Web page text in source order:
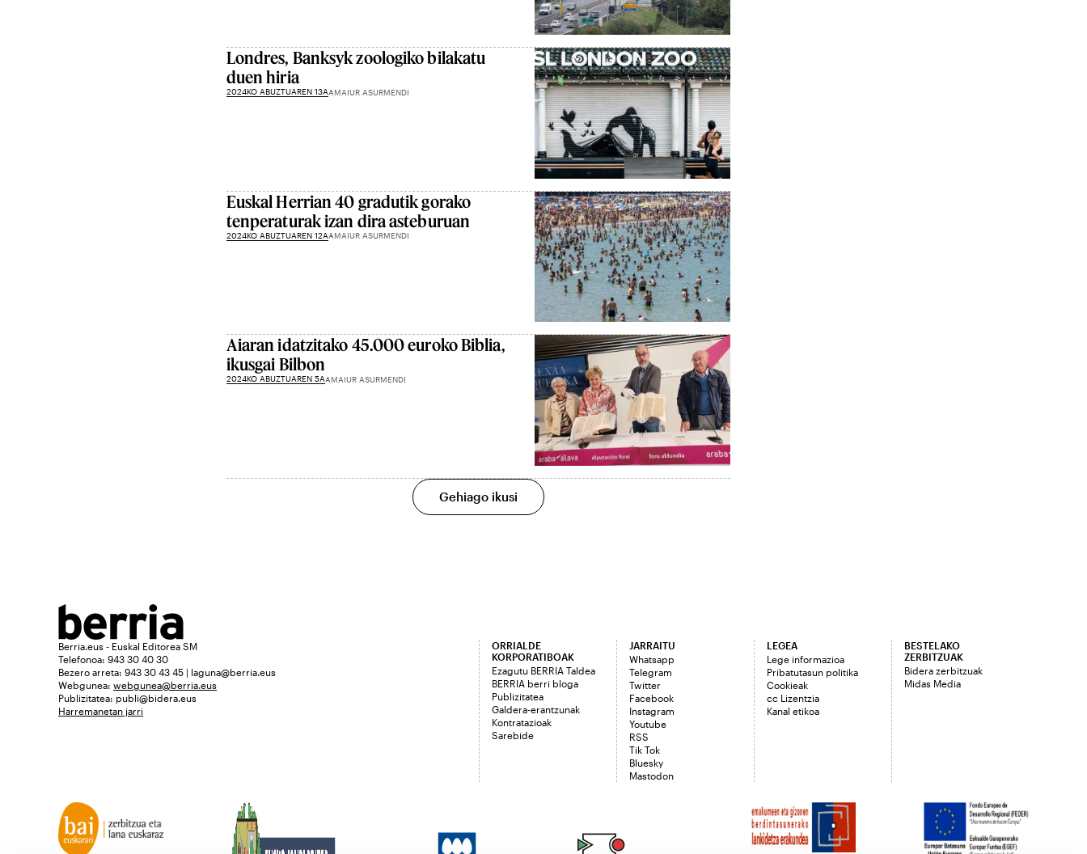
Londres, Banksyk zoologiko bilakatu
duen hiria
2024KO ABUZTUAREN 13AAMAIUR ASURMENDI
Euskal Herrian 40 gradutik gorako
tenperaturak izan dira asteburuan
2024KO ABUZTUAREN 12AAMAIUR ASURMENDI
Aiaran idatzitako 45.000 euroko Biblia,
ikusgai Bilbon
2024KO ABUZTUAREN 5AAMAIUR ASURMENDI
Gehiago ikusi
Berria.eus - Euskal Editorea SM
Telefonoa: 943 30 40 30
Bezero arreta: 943 30 43 45 | laguna@berria.eus
Webgunea: webgunea@berria.eus
Publizitatea: publi@bidera.eus
Harremanetan jarri
ORRIALDE
KORPORATIBOAK
Ezagutu BERRIA Taldea
BERRIA berri bloga
Publizitatea
Galdera-erantzunak
Kontratazioak
Sarebide
JARRAITU
Whatsapp
Telegram
Twitter
Facebook
Instagram
Youtube
RSS
Tik Tok
Bluesky
Mastodon
LEGEA
Lege informazioa
Pribatutasun politika
Cookieak
cc Lizentzia
Kanal etikoa
BESTELAKO
ZERBITZUAK
Bidera zerbitzuak
Midas Media